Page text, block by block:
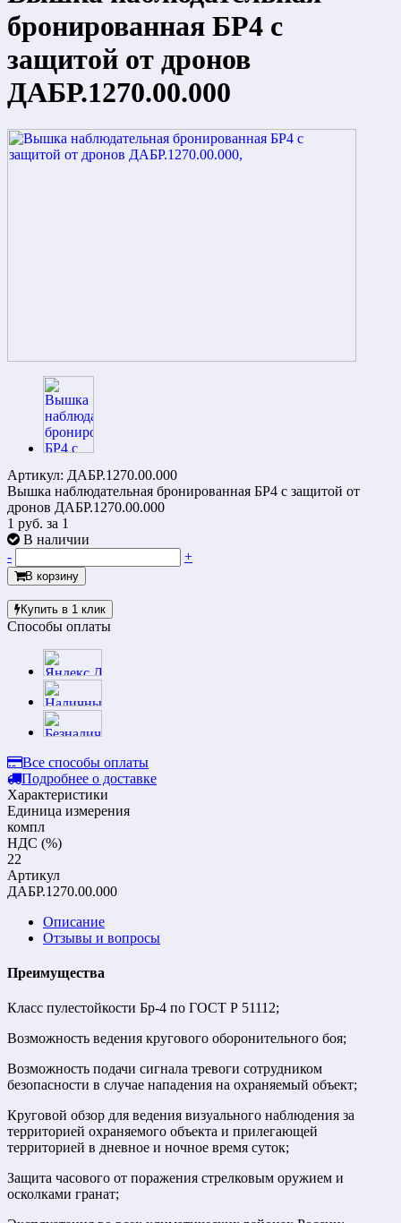
бронированная БР4 с
защитой от дронов
ДАБР.1270.00.000
Артикул: ДАБР.1270.00.000
Вышка наблюдательная бронированная БР4 с защитой от
дронов ДАБР.1270.00.000
1 руб. за 1
В наличии
-
+
В корзину
Купить в 1 клик
Способы оплаты
Все способы оплаты
Подробнее о доставке
Характеристики
Единица измерения
компл
НДС (%)
22
Артикул
ДАБР.1270.00.000
Описание
Отзывы и вопросы
Преимущества
Класс пулестойкости Бр-4 по ГОСТ Р 51112;
Возможность ведения кругового оборонительного боя;
Возможность подачи сигнала тревоги сотрудником
безопасности в случае нападения на охраняемый объект;
Круговой обзор для ведения визуального наблюдения за
территорией охраняемого объекта и прилегающей
территорией в дневное и ночное время суток;
Защита часового от поражения стрелковым оружием и
осколками гранат;